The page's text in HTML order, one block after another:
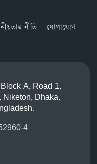
নীতি যোগাযোগ
A, Road-1,
Niketon, Dhaka,
4